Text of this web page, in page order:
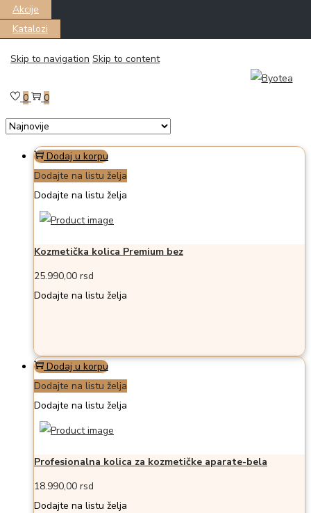
Akcije
Katalozi
Skip to navigation Skip to content
0 0
Filter
Prikazano all 4 proizvoda
Dodaj u korpu
Dodajte na listu želja
Dodajte na listu želja
Kozmetička kolica Premium bez
25.990,00 rsd
Dodajte na listu želja
Dodaj u korpu
Dodajte na listu želja
Dodajte na listu želja
Profesionalna kolica za kozmetičke aparate-bela
18.990,00 rsd
Dodajte na listu želja